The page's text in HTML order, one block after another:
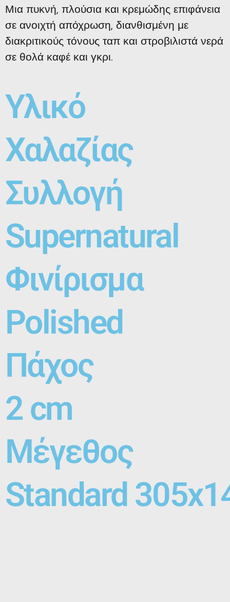
Μια πυκνή, πλούσια και κρεμώδης επιφάνεια
σε ανοιχτή απόχρωση, διανθισμένη με
διακριτικούς τόνους ταπ και στροβιλιστά νερά
σε θολά καφέ και γκρι.
Υλικό
Χαλαζίας
Συλλογή
Supernatural
Φινίρισμα
Polished
Πάχος
2 cm
Μέγεθος
Standard